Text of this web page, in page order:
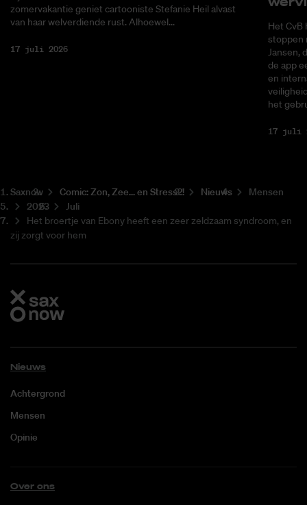
zomervakantie geniet cartooniste Stefanie Heil alvast
van haar welverdiende rust. Alhoewel...
17 juli 2026
Het CvB
stoppen
Jansen,
de app
en
het
17 juli
Saxnow Co­mic: Zon, Zee... en Stress?! Nieuws
Mensen
2023
Juli
Het broertje van Ebony heeft een zeer zeldzaam syndroom, en
zij zorgt voor hem
Nieuws
Achtergrond
Mensen
Opinie
Over ons